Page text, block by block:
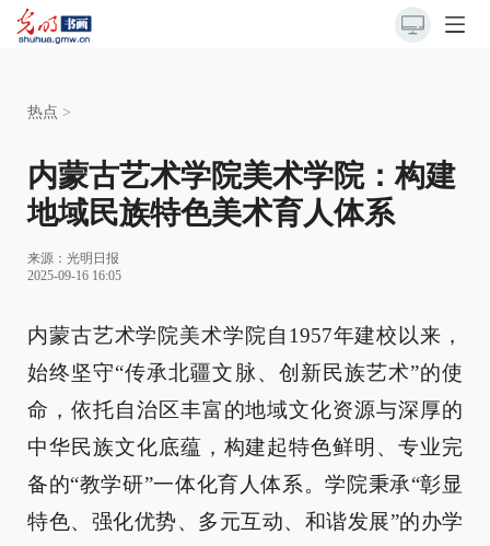
热点 >
内蒙古艺术学院美术学院：构建
地域民族特色美术育人体系
来源： 光明日报
2025-09-16 16:05
内蒙古艺术学院美术学院自1957年建校以来，
始终坚守“传承北疆文脉、创新民族艺术”的使
命，依托自治区丰富的地域文化资源与深厚的
中华民族文化底蕴，构建起特色鲜明、专业完
备的“教学研”一体化育人体系。学院秉承“彰显
特色、强化优势、多元互动、和谐发展”的办学